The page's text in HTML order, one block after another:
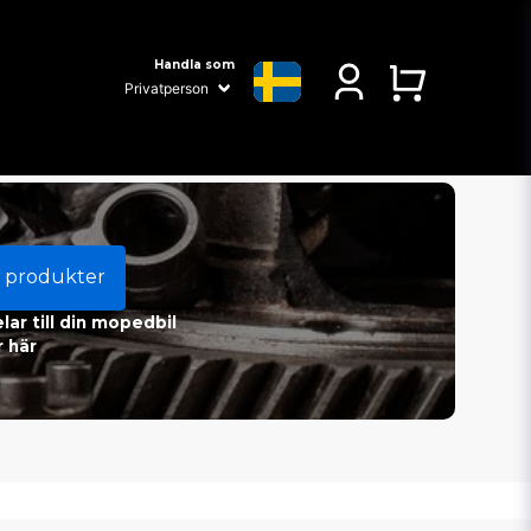
Handla som
produkter
till din mopedbil
här